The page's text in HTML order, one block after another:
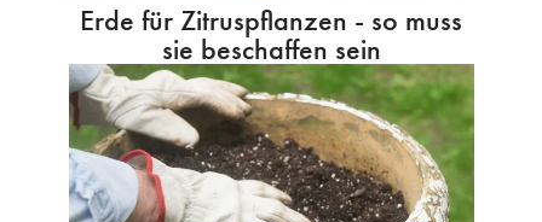
Erde für Zitruspflanzen - so muss
sie beschaffen sein